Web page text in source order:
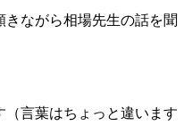
ながら相場先生の話を聞
（言葉はちょっと違います